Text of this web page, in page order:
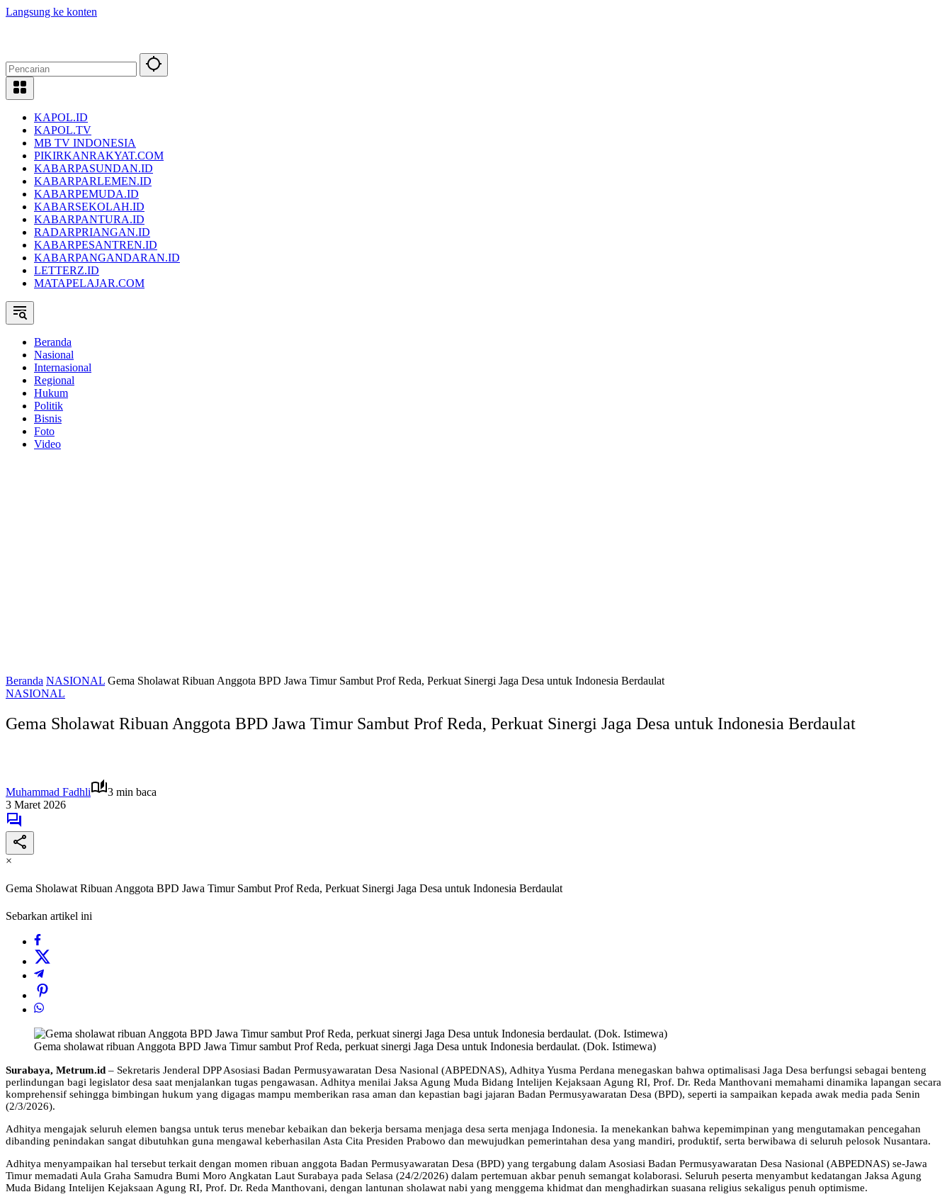
Langsung ke konten
KAPOL.ID
KAPOL.TV
MB TV INDONESIA
PIKIRKANRAKYAT.COM
KABARPASUNDAN.ID
KABARPARLEMEN.ID
KABARPEMUDA.ID
KABARSEKOLAH.ID
KABARPANTURA.ID
RADARPRIANGAN.ID
KABARPESANTREN.ID
KABARPANGANDARAN.ID
LETTERZ.ID
MATAPELAJAR.COM
Beranda
Nasional
Internasional
Regional
Hukum
Politik
Bisnis
Foto
Video
Beranda NASIONAL Gema Sholawat Ribuan Anggota BPD Jawa Timur Sambut Prof Reda, Perkuat Sinergi Jaga Desa untuk Indonesia Berdaulat
NASIONAL
Gema Sholawat Ribuan Anggota BPD Jawa Timur Sambut Prof Reda, Perkuat Sinergi Jaga Desa untuk Indonesia Berdaulat
Muhammad Fadhli
3 min baca
3 Maret 2026
×
Gema Sholawat Ribuan Anggota BPD Jawa Timur Sambut Prof Reda, Perkuat Sinergi Jaga Desa untuk Indonesia Berdaulat
Sebarkan artikel ini
Gema sholawat ribuan Anggota BPD Jawa Timur sambut Prof Reda, perkuat sinergi Jaga Desa untuk Indonesia berdaulat. (Dok. Istimewa)
Surabaya, Metrum.id – Sekretaris Jenderal DPP Asosiasi Badan Permusyawaratan Desa Nasional (ABPEDNAS), Adhitya Yusma Perdana menegaskan bahwa optimalisasi Jaga Desa berfungsi sebagai benteng
perlindungan bagi legislator desa saat menjalankan tugas pengawasan. Adhitya menilai Jaksa Agung Muda Bidang Intelijen Kejaksaan Agung RI, Prof. Dr. Reda Manthovani memahami dinamika lapangan secara
komprehensif sehingga bimbingan hukum yang digagas mampu memberikan rasa aman dan kepastian bagi jajaran Badan Permusyawaratan Desa (BPD), seperti ia sampaikan kepada awak media pada Senin
(2/3/2026).
Adhitya mengajak seluruh elemen bangsa untuk terus menebar kebaikan dan bekerja bersama menjaga desa serta menjaga Indonesia. Ia menekankan bahwa kepemimpinan yang mengutamakan pencegahan
dibanding penindakan sangat dibutuhkan guna mengawal keberhasilan Asta Cita Presiden Prabowo dan mewujudkan pemerintahan desa yang mandiri, produktif, serta berwibawa di seluruh pelosok Nusantara.
Adhitya menyampaikan hal tersebut terkait dengan momen ribuan anggota Badan Permusyawaratan Desa (BPD) yang tergabung dalam Asosiasi Badan Permusyawaratan Desa Nasional (ABPEDNAS) se-Jawa
Timur memadati Aula Graha Samudra Bumi Moro Angkatan Laut Surabaya pada Selasa (24/2/2026) dalam pertemuan akbar penuh semangat kolaborasi. Seluruh peserta menyambut kedatangan Jaksa Agung
Muda Bidang Intelijen Kejaksaan Agung RI, Prof. Dr. Reda Manthovani, dengan lantunan sholawat nabi yang menggema khidmat dan menghadirkan suasana religius sekaligus penuh optimisme.